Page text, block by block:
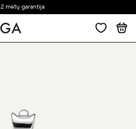
2 metų garantija